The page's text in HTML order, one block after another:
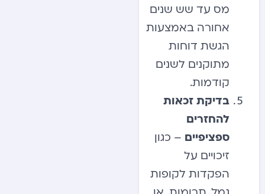
מס עד שש שנים
אחורה באמצעות
הגשת דוחות
מתוקנים לשנים
קודמות.
בדיקת זכאות
להחזרים
ספציפיים – כגון
זיכויים על
הפקדות לקופות